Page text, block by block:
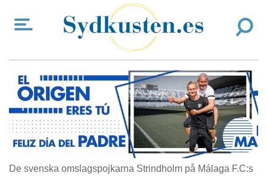
De svenska omslagspojkarna Strindholm på Málaga F.C:s